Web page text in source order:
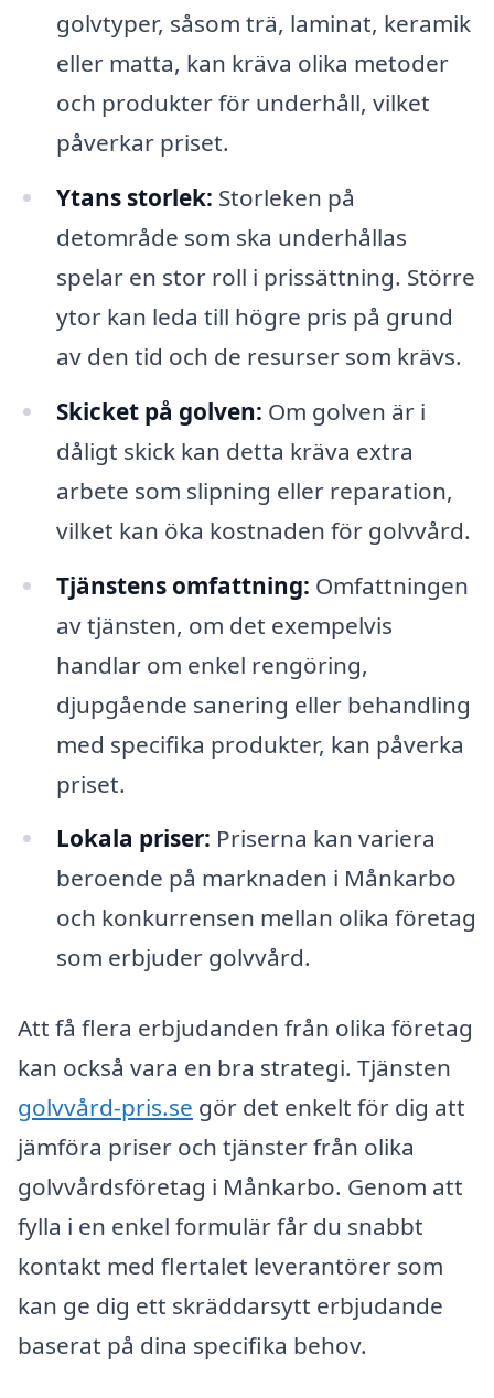
golvtyper, såsom trä, laminat, keramik
eller matta, kan kräva olika metoder
och produkter för underhåll, vilket
påverkar priset.
Ytans storlek: Storleken på
detområde som ska underhållas
spelar en stor roll i prissättning. Större
ytor kan leda till högre pris på grund
av den tid och de resurser som krävs.
Skicket på golven: Om golven är i
dåligt skick kan detta kräva extra
arbete som slipning eller reparation,
vilket kan öka kostnaden för golvvård.
Tjänstens omfattning: Omfattningen
av tjänsten, om det exempelvis
handlar om enkel rengöring,
djupgående sanering eller behandling
med specifika produkter, kan påverka
priset.
Lokala priser: Priserna kan variera
beroende på marknaden i Månkarbo
och konkurrensen mellan olika företag
som erbjuder golvvård.
Att få flera erbjudanden från olika företag
kan också vara en bra strategi. Tjänsten
golvvård-pris.se gör det enkelt för dig att
jämföra priser och tjänster från olika
golvvårdsföretag i Månkarbo. Genom att
fylla i en enkel formulär får du snabbt
kontakt med flertalet leverantörer som
kan ge dig ett skräddarsytt erbjudande
baserat på dina specifika behov.